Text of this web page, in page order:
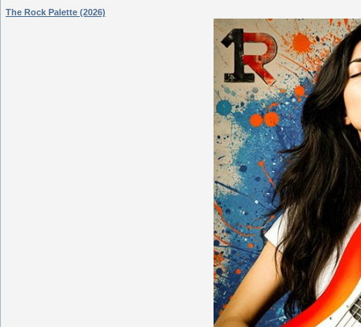
The Rock Palette (2026)